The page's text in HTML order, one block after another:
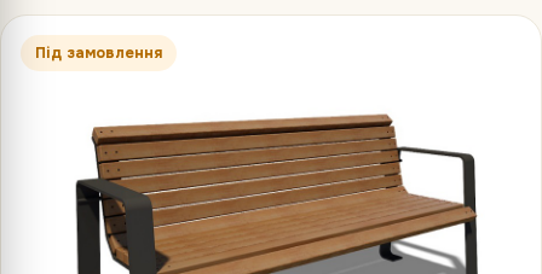
Під замовлення